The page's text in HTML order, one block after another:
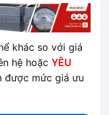
khác so với giá
hệ hoặc YÊU
được mức giá ưu